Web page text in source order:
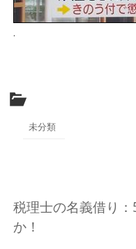
未分類
税理士の名義借り
か！